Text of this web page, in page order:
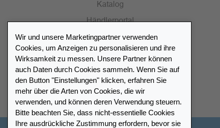
Katalog
Händlerportal
Händlerverzeichnis
Meinen Leuchtturm Händler finden
Wir und unsere Marketingpartner verwenden
Cookies, um Anzeigen zu personalisieren und ihre
Wirksamkeit zu messen. Unsere Partner können
auch Daten durch Cookies sammeln. Wenn Sie auf
den Button "Einstellungen" klicken, erfahren Sie
mehr über die Arten von Cookies, die wir
verwenden, und können deren Verwendung steuern.
Bitte beachten Sie, dass nicht-essentielle Cookies
Ihre ausdrückliche Zustimmung erfordern, bevor sie